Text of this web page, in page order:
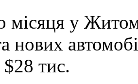
у
нових
тис.